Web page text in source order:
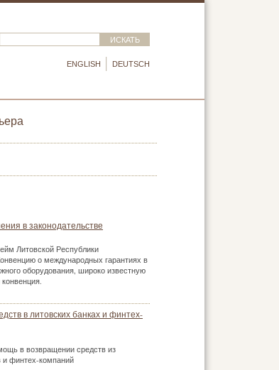
ENGLISH DEUTSCH
в законодательстве
Литовской Республики
о международных гарантиях в
оборудования, широко известную
в литовских банках и финтех-
в возвращении средств из
и финтех-компаний